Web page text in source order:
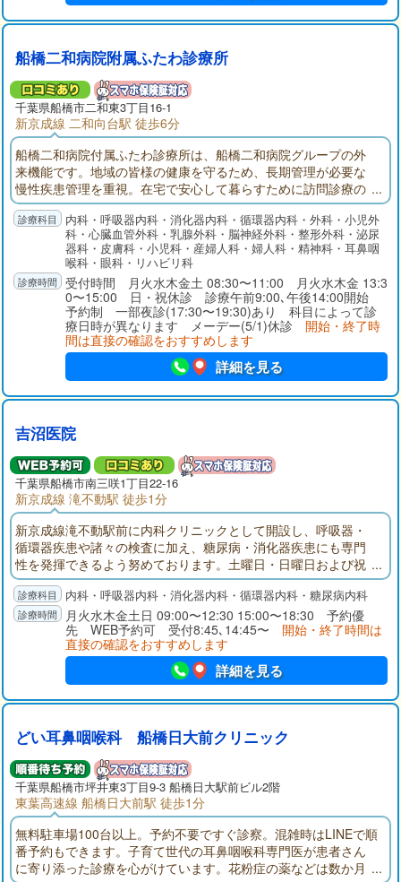
船橋二和病院附属ふたわ診療所
千葉県船橋市二和東3丁目16-1
新京成線 二和向台駅 徒歩6分
船橋二和病院付属ふたわ診療所は、船橋二和病院グループの外
来機能です。地域の皆様の健康を守るため、長期管理が必要な
慢性疾患管理を重視。在宅で安心して暮らすために訪問診療の
展開。入退院では船橋二和病院との連携。地域の皆様が安心し
て暮らせるように医療面でサポートできる外来機能を目指して
内科・呼吸器内科・消化器内科・循環器内科・外科・小児外
科・心臓血管外科・乳腺外科・脳神経外科・整形外科・泌尿
器科・皮膚科・小児科・産婦人科・婦人科・精神科・耳鼻咽
喉科・眼科・リハビリ科
受付時間 月火水木金土 08:30〜11:00 月火水木金 13:3
0〜15:00 日・祝休診 診療午前9:00､午後14:00開始
予約制 一部夜診(17:30〜19:30)あり 科目によって診
療日時が異なります メーデー(5/1)休診 開始・終了時
間は直接の確認をおすすめします
詳細を見る
吉沼医院
千葉県船橋市南三咲1丁目22-16
新京成線 滝不動駅 徒歩1分
新京成線滝不動駅前に内科クリニックとして開設し、呼吸器・
循環器疾患や諸々の検査に加え、糖尿病・消化器疾患にも専門
性を発揮できるよう努めております。土曜日・日曜日および祝
日も、午前・午後フル体制で診察を受付しております。土日・
祝日に急病等でお困りの際は、どうぞ当院をご利用ください。
内科・呼吸器内科・消化器内科・循環器内科・糖尿病内科
月火水木金土日 09:00〜12:30 15:00〜18:30 予約優
先 WEB予約可 受付8:45､14:45〜 開始・終了時間は
直接の確認をおすすめします
詳細を見る
どい耳鼻咽喉科 船橋日大前クリニック
千葉県船橋市坪井東3丁目9-3 船橋日大駅前ビル2階
東葉高速線 船橋日大前駅 徒歩1分
無料駐車場100台以上。予約不要ですぐ診察。混雑時はLINEで順
番予約もできます。子育て世代の耳鼻咽喉科専門医が患者さん
に寄り添った診療を心がけています。花粉症の薬などは数か月